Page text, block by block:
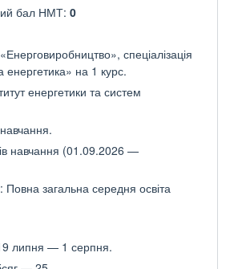
бал НМТ: 0
спеціалізація
на 1 курс.
енергетики та систем
навчання (01.09.2026 —
Повна загальна середня освіта
липня — 1 серпня.